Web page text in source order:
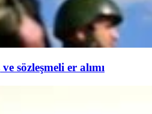
sözleşmeli er alımı